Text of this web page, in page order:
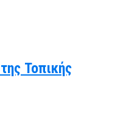
Τοπικής